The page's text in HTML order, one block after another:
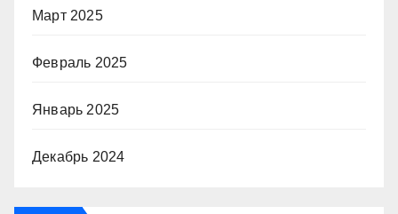
Март 2025
Февраль 2025
Январь 2025
Декабрь 2024